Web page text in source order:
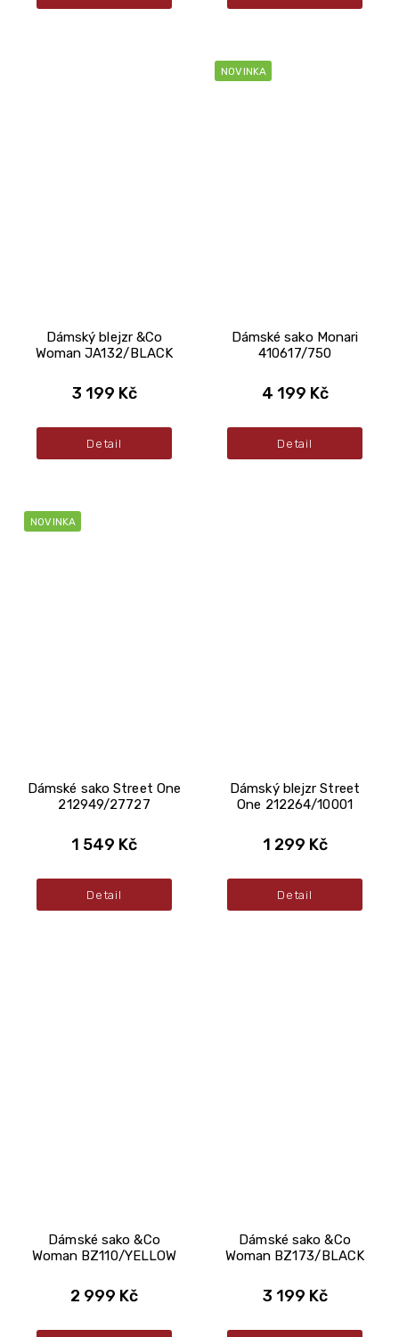
Dámský blejzr &Co
Woman JA132/BLACK
3 199 Kč
Detail
NOVINKA
Dámské sako Monari
410617/750
4 199 Kč
Detail
NOVINKA
Dámské sako Street One
212949/27727
1 549 Kč
Detail
Dámský blejzr Street
One 212264/10001
1 299 Kč
Detail
Dámské sako &Co
Woman BZ110/YELLOW
2 999 Kč
Dámské sako &Co
Woman BZ173/BLACK
3 199 Kč